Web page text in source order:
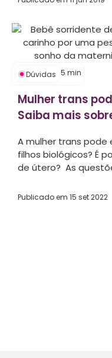
Dúvidas 5 min
Mulher trans
Saiba mais
A mulher trans pode
filhos biológicos? É
de útero? As
Publicado em 15 set 2022